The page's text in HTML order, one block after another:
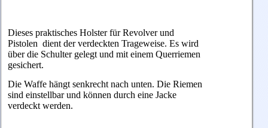
Dieses praktisches Holster für Revolver und
Pistolen dient der verdeckten Trageweise. Es wird
über die Schulter gelegt und mit einem Querriemen
gesichert.
Die Waffe hängt senkrecht nach unten. Die Riemen
sind einstellbar und können durch eine Jacke
verdeckt werden.